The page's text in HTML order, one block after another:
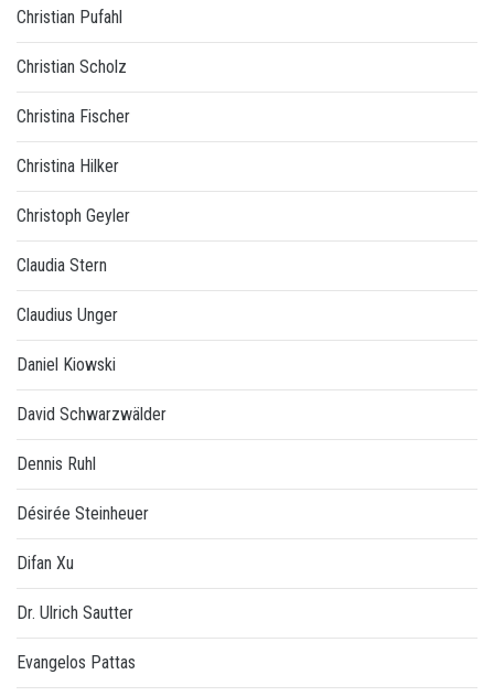
Christian Pufahl
Christian Scholz
Christina Fischer
Christina Hilker
Christoph Geyler
Claudia Stern
Claudius Unger
Daniel Kiowski
David Schwarzwälder
Dennis Ruhl
Désirée Steinheuer
Difan Xu
Dr. Ulrich Sautter
Evangelos Pattas